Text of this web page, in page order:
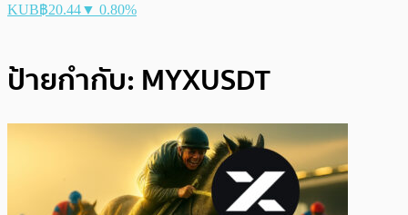
KUB฿20.44▼ 0.80%
ป้ายกำกับ: MYXUSDT